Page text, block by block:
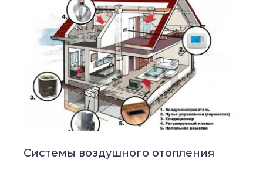
Системы воздушного отопления